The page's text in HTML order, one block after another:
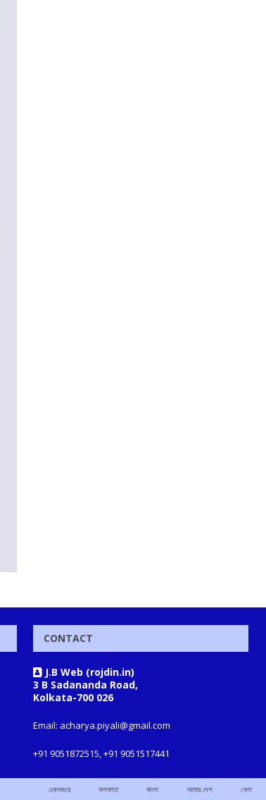
CONTACT
J.B Web (rojdin.in)
3 B Sadananda Road,
Kolkata-700 026
Email: acharya.piyali@gmail.com
+91 9051872515, +91 9051517441
একনজরে কলকাতা বাংলা আমার দেশ খেলা